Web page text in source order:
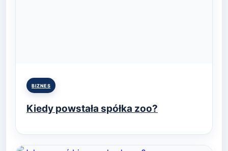
Posted
BIZNES
Kiedy powstała spółka zoo?